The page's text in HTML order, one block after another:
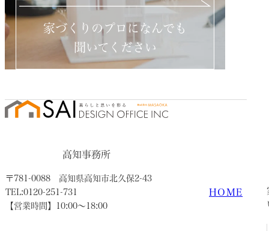
家づくりのプロになんでも
聞いてください
高知事務所
〒781-0088 高知県高知市北久保2-43
TEL:0120-251-731
【営業時間】10:00〜18:00
HOME